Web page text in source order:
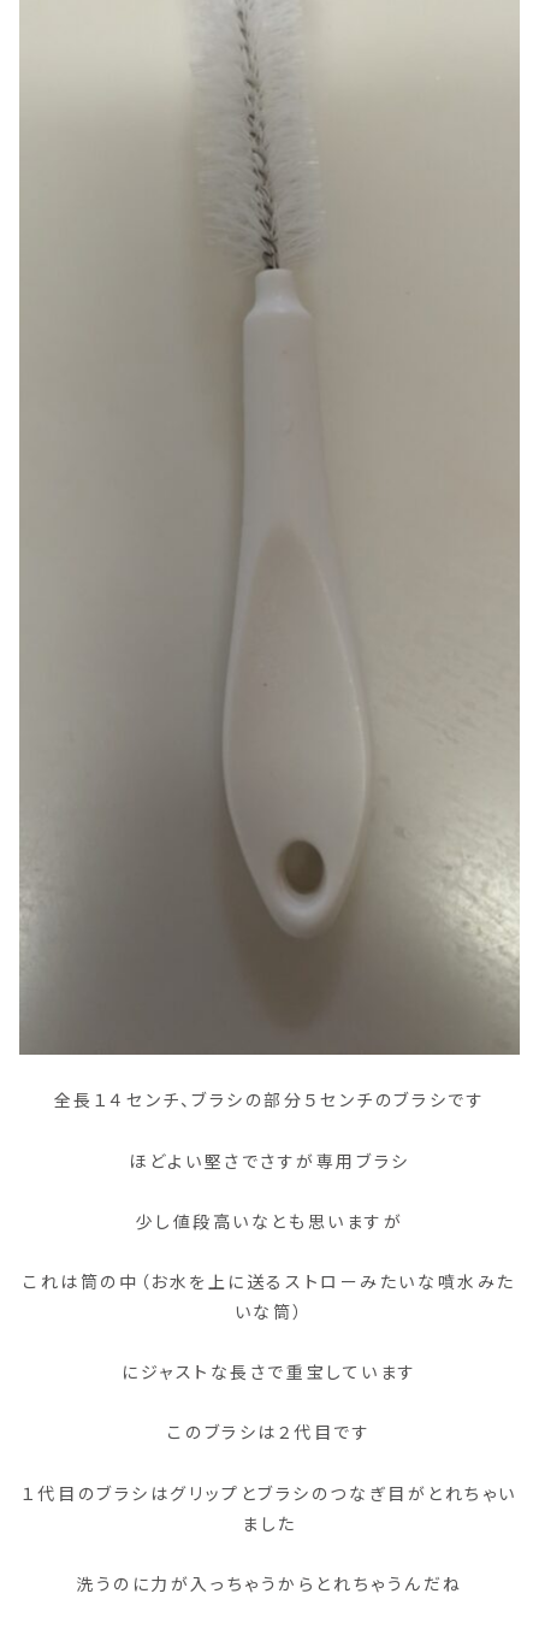
全長１４センチ、ブラシの部分５センチのブラシです
ほどよい堅さでさすが専用ブラシ
少し値段高いなとも思いますが
これは筒の中（お水を上に送るストローみたいな噴水みた
いな筒）
にジャストな長さで重宝しています
このブラシは２代目です
１代目のブラシはグリップとブラシのつなぎ目がとれちゃい
ました
洗うのに力が入っちゃうからとれちゃうんだね